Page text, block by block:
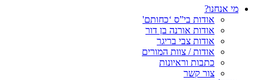
מי אנחנו?
אודות בי”ס ‘כחותם'
אודות אורנה בן דור
אודות צבי בריגר
אודות / צוות המורים
כתבות וראיונות
צור קשר